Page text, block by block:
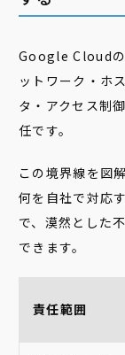
Google Cloudの
ットワーク・ホ
タ・アクセス制
任です。
この境界線を図
何を自社で対応
で、漠然とした
できます。
責任範囲